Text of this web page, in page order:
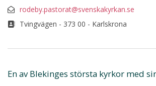
rodeby.pastorat@svenskakyrkan.se
Tvingvägen - 373 00 - Karlskrona
En av Blekinges största kyrkor med